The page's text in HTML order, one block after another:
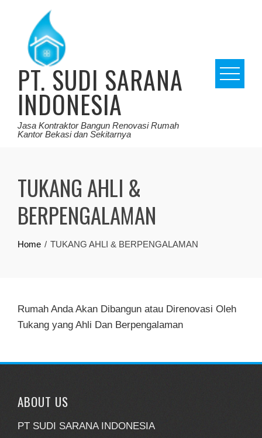
content
PT. SUDI SARANA
INDONESIA
Jasa Kontraktor Bangun Renovasi Rumah
Kantor Bekasi dan Sekitarnya
TUKANG AHLI &
BERPENGALAMAN
Home TUKANG AHLI & BERPENGALAMAN
Rumah Anda Akan Dibangun atau Direnovasi Oleh
Tukang yang Ahli Dan Berpengalaman
ABOUT US
PT SUDI SARANA INDONESIA